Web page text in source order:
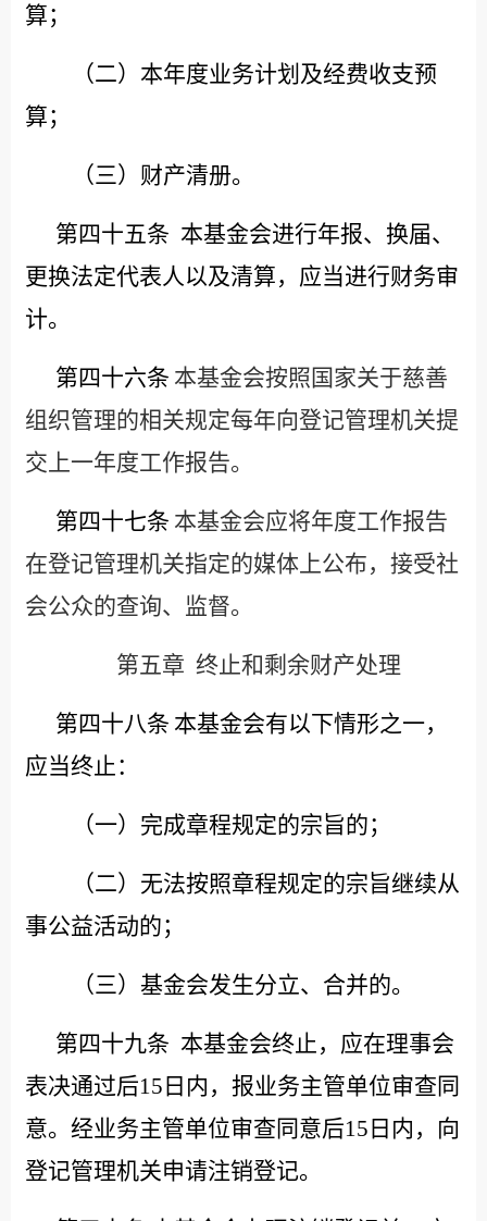
算；
（二）本年度业务计划及经费收支预
算；
（三）财产清册。
第四十五条 本基金会进行年报、换届、
更换法定代表人以及清算，应当进行财务审
计。
第四十六条 本基金会按照国家关于慈善
组织管理的相关规定每年向登记管理机关提
交上一年度工作报告。
第四十七条 本基金会应将年度工作报告
在登记管理机关指定的媒体上公布，接受社
会公众的查询、监督。
第五章 终止和剩余财产处理
第四十八条 本基金会有以下情形之一，
应当终止：
（一）完成章程规定的宗旨的；
（二）无法按照章程规定的宗旨继续从
事公益活动的；
（三）基金会发生分立、合并的。
第四十九条 本基金会终止，应在理事会
表决通过后15日内，报业务主管单位审查同
意。经业务主管单位审查同意后15日内，向
登记管理机关申请注销登记。